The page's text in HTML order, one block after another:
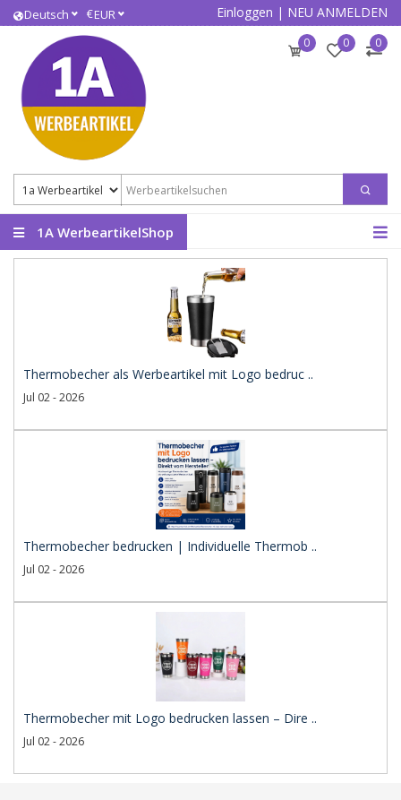
Deutsch €EUR Einloggen | NEU ANMELDEN
0 0 0
1A WerbeartikelShop
Thermobecher als Werbeartikel mit Logo bedruc ..
Jul 02 - 2026
Thermobecher bedrucken | Individuelle Thermob ..
Jul 02 - 2026
Thermobecher mit Logo bedrucken lassen – Dire ..
Jul 02 - 2026